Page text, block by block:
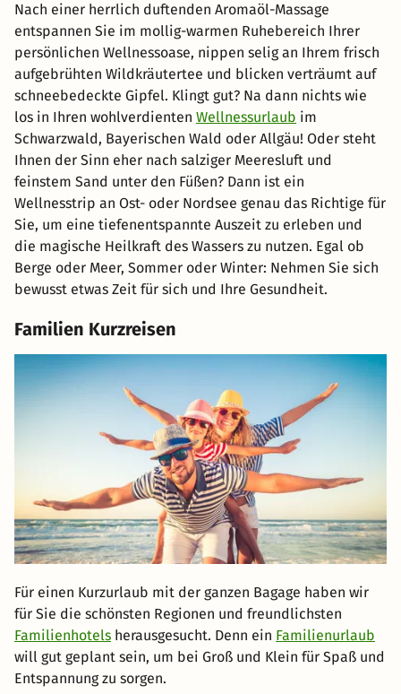
Nach einer herrlich duftenden Aromaöl-Massage
entspannen Sie im mollig-warmen Ruhebereich Ihrer
persönlichen Wellnessoase, nippen selig an Ihrem frisch
aufgebrühten Wildkräutertee und blicken verträumt auf
schneebedeckte Gipfel. Klingt gut? Na dann nichts wie
los in Ihren wohlverdienten Wellnessurlaub im
Schwarzwald, Bayerischen Wald oder Allgäu! Oder steht
Ihnen der Sinn eher nach salziger Meeresluft und
feinstem Sand unter den Füßen? Dann ist ein
Wellnesstrip an Ost- oder Nordsee genau das Richtige für
Sie, um eine tiefenentspannte Auszeit zu erleben und
die magische Heilkraft des Wassers zu nutzen. Egal ob
Berge oder Meer, Sommer oder Winter: Nehmen Sie sich
bewusst etwas Zeit für sich und Ihre Gesundheit.
Familien Kurzreisen
Für einen Kurzurlaub mit der ganzen Bagage haben wir
für Sie die schönsten Regionen und freundlichsten
Familienhotels herausgesucht. Denn ein Familienurlaub
will gut geplant sein, um bei Groß und Klein für Spaß und
Entspannung zu sorgen.